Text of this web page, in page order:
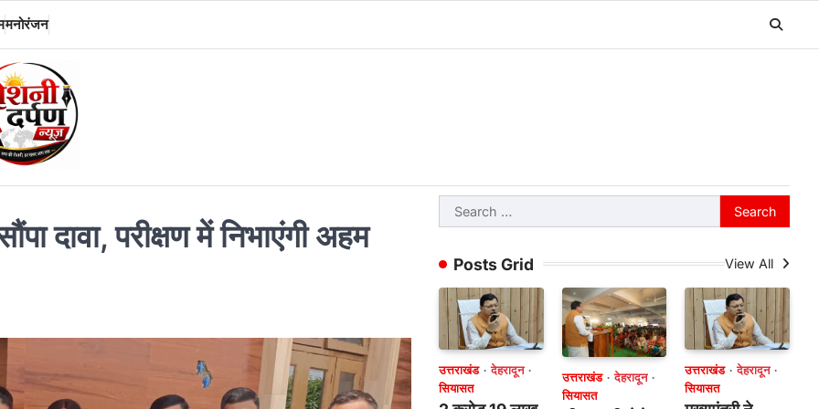
मनोरंजन
दावा, परीक्षण में निभाएंगी अहम
Search
for:
Posts Grid View All
उत्तराखंड
देहरादून
सियासत
उत्तराखंड
देहरादून
सियासत
उत्तराखंड
देहरादून
सियासत